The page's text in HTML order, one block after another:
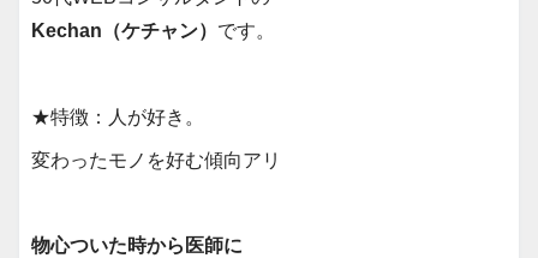
Kechan（ケチャン） です。
★特徴：人が好き。
変わったモノを好む傾向アリ
物心ついた時から医師に